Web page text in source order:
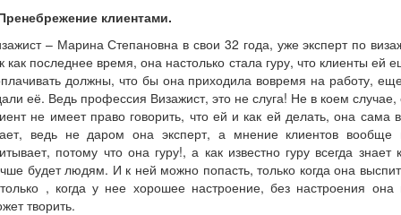
клиентами.
– Марина Степановна в свои 32 года, уже эксперт по
как последнее время, она настолько стала гуру, что клиенты ей
должны, что бы она приходила вовремя на работу,
её. Ведь профессия Визажист, это не слуга! Не в коем случае,
не имеет право говорить, что ей и как ей делать, она сама
ведь не даром она эксперт, а мнение клиентов вообще
потому что она гуру!, а как известно гуру всегда знает
будет людям. И к ней можно попасть, только когда она
, когда у нее хорошее настроение, без настроения она
творить.